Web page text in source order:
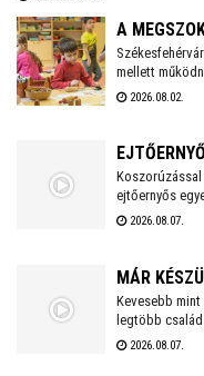
rendezvénnyel őrzi az a
1951-től 1954-ig
alakulat emlékét.
A
MELLETT
mellett
közösségi
2026.08.02.
ejtőernyős
Repülős és
2026.08.07.
MÁR
Kevesebb
legtöbb
tanszereket. A
2026.08.07.